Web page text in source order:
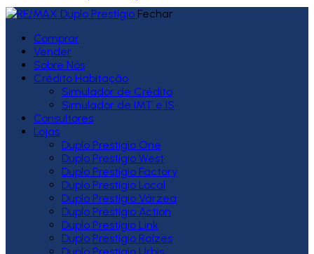
Fechar
Comprar
Vender
Sobre Nós
Crédito Habitação
Simulador de Crédito
Simulador de IMT e IS
Consultores
Lojas
Duplo Prestígio One
Duplo Prestígio West
Duplo Prestígio Factory
Duplo Prestígio Local
Duplo Prestígio Várzea
Duplo Prestígio Action
Duplo Prestígio Link
Duplo Prestígio Raízes